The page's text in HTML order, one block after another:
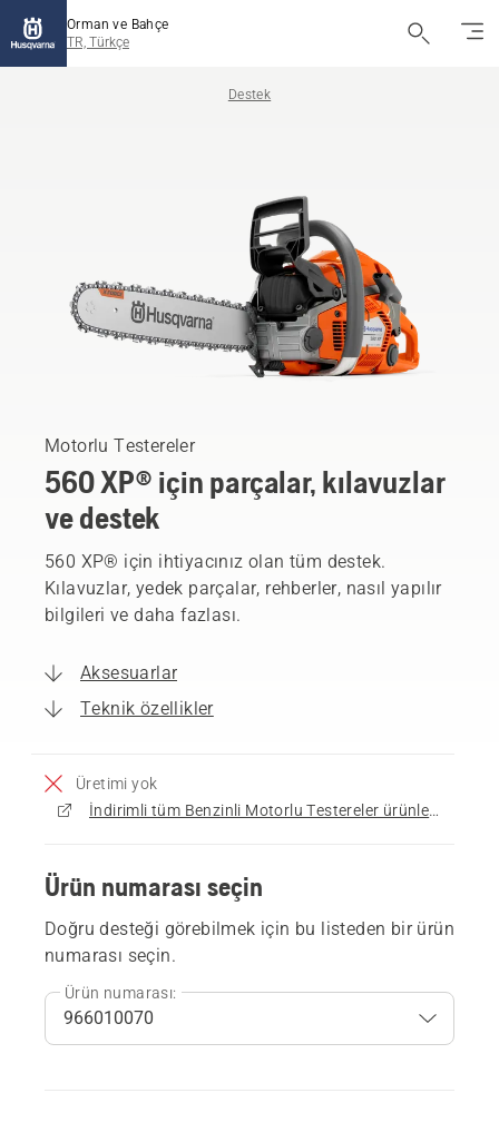
Orman ve Bahçe
TR, Türkçe
Destek
Motorlu Testereler
560 XP® için parçalar, kılavuzlar
ve destek
560 XP® için ihtiyacınız olan tüm destek.
Kılavuzlar, yedek parçalar, rehberler, nasıl yapılır
bilgileri ve daha fazlası.
Aksesuarlar
Teknik özellikler
Üretimi yok
İndirimli tüm Benzinli Motorlu Testereler ürünlerine göz atın
Ürün numarası seçin
Doğru desteği görebilmek için bu listeden bir ürün
numarası seçin.
Ürün numarası: